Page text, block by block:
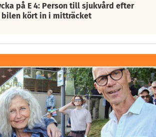
på E 4: Person till sjukvård efter
kört in i mitträcket